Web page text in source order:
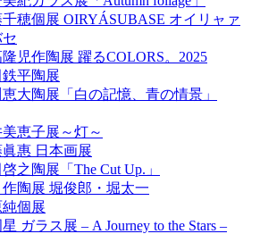
穂個展 OIRYÁSUBASE オイリャァ
セ
児作陶展 躍るCOLORS。2025
平陶展
大陶展「白の記憶、青の情景」
恵子展～灯～
眞惠 日本画展
之陶展「The Cut Up.」
陶展 堀俊郎・堀太一
個展
ガラス展 – A Journey to the Stars –